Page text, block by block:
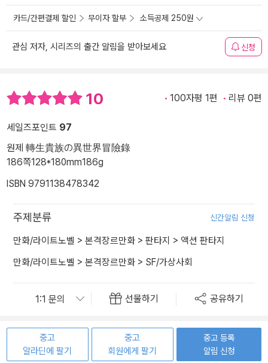
카드/간편결제 할인 무이자 할부 소득공제 250원
관심 저자, 시리즈의 출간 알림을 받아보세요 신청
10 100자평 1편 리뷰 0편
세일즈포인트 97
원제 轉生貴族の異世界冒險錄
186쪽128*180mm186g
ISBN 9791138478342
주제분류 신간알림 신청
만화/라이트노벨 > 본격장르만화 > 판타지 > 액션 판타지
만화/라이트노벨 > 본격장르만화 > SF/가상사회
선물하기 공유하기
중고
알라딘에 팔기
중고
회원에게 팔기
중고 등록
알림 신청